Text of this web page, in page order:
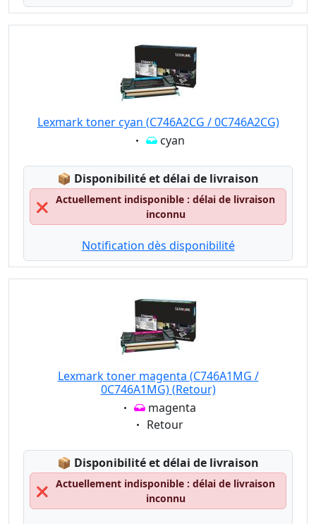
Lexmark toner cyan (C746A2CG / 0C746A2CG)
Eigenschaft:
cyan
📦 Lagerstatus:
Disponibilité et délai de livraison
❌
Actuellement indisponible : délai de livraison
inconnu
Notification dès disponibilité
Lexmark toner magenta (C746A1MG /
0C746A1MG) (Retour)
Eigenschaft:
magenta
Eigenschaft:
Retour
📦 Lagerstatus:
Disponibilité et délai de livraison
❌
Actuellement indisponible : délai de livraison
inconnu